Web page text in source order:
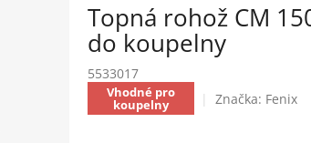
Topná rohož CM
do koupelny
5533017
Vhodné pro
koupelny Značka: Fenix